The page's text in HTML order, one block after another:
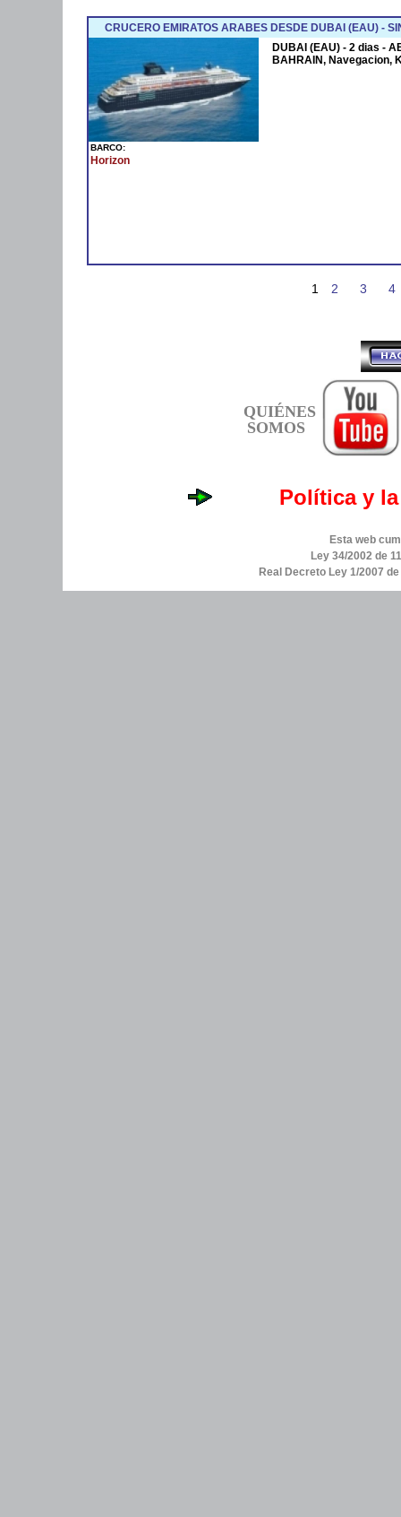
CRUCERO EMIRATOS ARABES DESDE DUBAI (EAU) -
BARCO:
Horizon
DUBAI (EAU) - 2 dias -
BAHRAIN, Navegacion,
1 2 3 4
QUIÉNES
SOMOS
Política y
Esta web
Ley 34/2002 de
Real Decreto Ley 1/2007